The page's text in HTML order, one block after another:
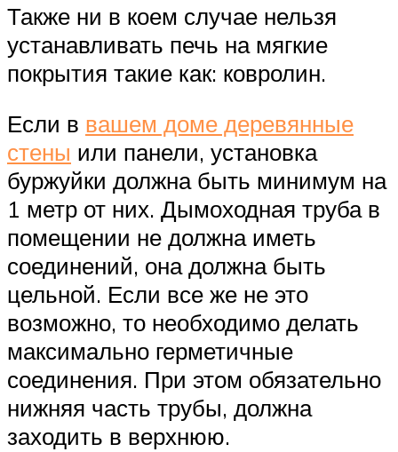
Также ни в коем случае нельзя
устанавливать печь на мягкие
покрытия такие как: ковролин.
Если в вашем доме деревянные
стены или панели, установка
буржуйки должна быть минимум на
1 метр от них. Дымоходная труба в
помещении не должна иметь
соединений, она должна быть
цельной. Если все же не это
возможно, то необходимо делать
максимально герметичные
соединения. При этом обязательно
нижняя часть трубы, должна
заходить в верхнюю.